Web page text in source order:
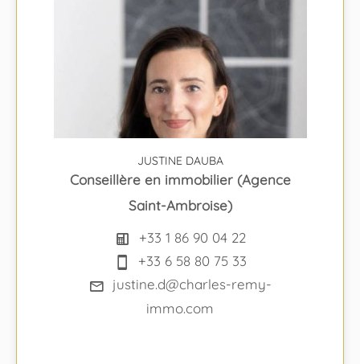
JUSTINE DAUBA
Conseillère en immobilier (Agence
Saint-Ambroise)
+33 1 86 90 04 22
+33 6 58 80 75 33
justine.d@charles-remy-
immo.com